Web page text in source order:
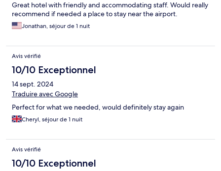
Great hotel with friendly and accommodating staff. Would really
recommend if needed a place to stay near the airport.
Jonathan, séjour de 1 nuit
Avis vérifié
10/10 Exceptionnel
14 sept. 2024
Traduire avec Google
Perfect for what we needed, would definitely stay again
Cheryl, séjour de 1 nuit
Avis vérifié
10/10 Exceptionnel